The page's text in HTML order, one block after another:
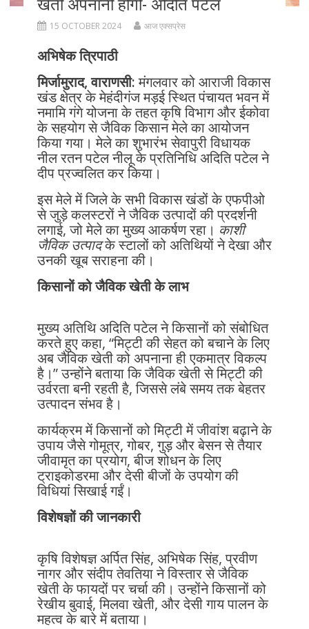
15 OCTOBER 2024 आज एक्सप्रेस
अभिषेक त्रिपाठी
मिर्जामुराद, वाराणसी:मंगलवार को आराजी विकास
खंड क्षेत्र के मेहंदीगंज मड़ई स्थित पंचायत भवन में
नमामि गंगे योजना के तहत कृषि विभाग और ईकोवा
के सहयोग से जैविक किसान मेले का आयोजन
किया गया। मेले का शुभारंभ सेवापुरी विधायक
नील रतन पटेल नीलू के प्रतिनिधि अदिति पटेल ने
दीप प्रज्वलित कर किया।
इस मेले में जिले के सभी विकास खंडों के एफपीओ
से जुड़े कलस्टरों ने जैविक उत्पादों की प्रदर्शनी
लगाई, जो मेले का मुख्य आकर्षण रहा। काशी
जैविक उत्पादके स्टालों को अतिथियों ने देखा और
उनकी खूब सराहना की।
किसानों को जैविक खेती के लाभ
मुख्य अतिथि अदिति पटेल ने किसानों को संबोधित
करते हुए कहा, “मिट्टी की सेहत को बचाने के लिए
अब जैविक खेती को अपनाना ही एकमात्र विकल्प
है।” उन्होंने बताया कि जैविक खेती से मिट्टी की
उर्वरता बनी रहती है, जिससे लंबे समय तक बेहतर
उत्पादन संभव है।
कार्यक्रम में किसानों को मिट्टी में जीवांश बढ़ाने के
उपाय जैसे गोमूत्र, गोबर, गुड़ और बेसन से तैयार
जीवामृत का प्रयोग, बीज शोधन के लिए
ट्राइकोडरमा और देसी बीजों के उपयोग की
विधियां सिखाई गईं।
विशेषज्ञों की जानकारी
कृषि विशेषज्ञ अर्पित सिंह, अभिषेक सिंह, प्रवीण
नागर और संदीप तेवतिया ने विस्तार से जैविक
खेती के फायदों पर चर्चा की। उन्होंने किसानों को
रेखीय बुवाई, मिलवा खेती, और देसी गाय पालन के
महत्व के बारे में बताया।